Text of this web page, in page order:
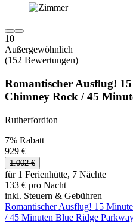
10
Außergewöhnlich
(152 Bewertungen)
Romantischer Ausflug!
Chimney Rock / 45
Rutherfordton
7% Rabatt
929 €
1.002 €
für 1 Ferienhütte, 7 Nächte
133 € pro Nacht
inkl. Steuern & Gebühren
Romantischer Ausflug! 15
/ 45 Minuten Blue Ridge